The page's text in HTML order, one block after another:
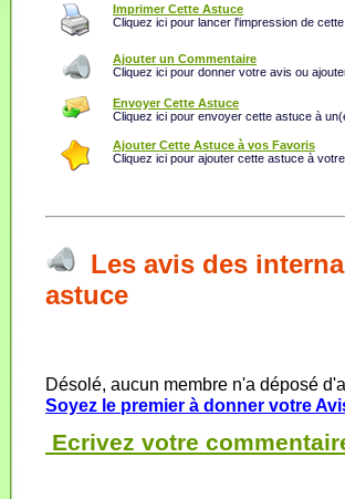
Imprimer Cette Astuce
Cliquez ici pour lancer l'impression de
Ajouter un Commentaire
Cliquez ici pour donner votre avis ou
Envoyer Cette Astuce
Cliquez ici pour envoyer cette astuce à
Ajouter Cette Astuce à vos Favoris
Cliquez ici pour ajouter cette astuce à
Les avis des
astuce
Désolé, aucun membre n'a déposé
Soyez le premier à donner votre
Ecrivez votre